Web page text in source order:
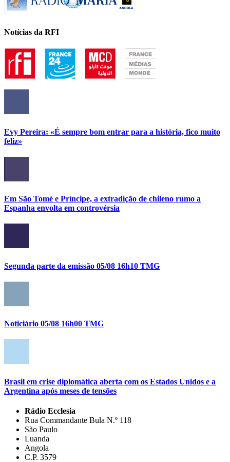
Notícias da RFI
Evy Pereira: «É sempre bom entrar para a história, fico muito
feliz»
Em São Tomé e Príncipe, a extradição de chileno rumo a
Espanha envolta em controvérsia
Segunda parte da emissão 05/08 16h10 TMG
Noticiário 05/08 16h00 TMG
Brasil em crise diplomática aberta com os Estados Unidos e a
Argentina após meses de tensões
Rádio Ecclesia
Rua Commandante Bula N.º 118
São Paulo
Luanda
Angola
C.P. 3579